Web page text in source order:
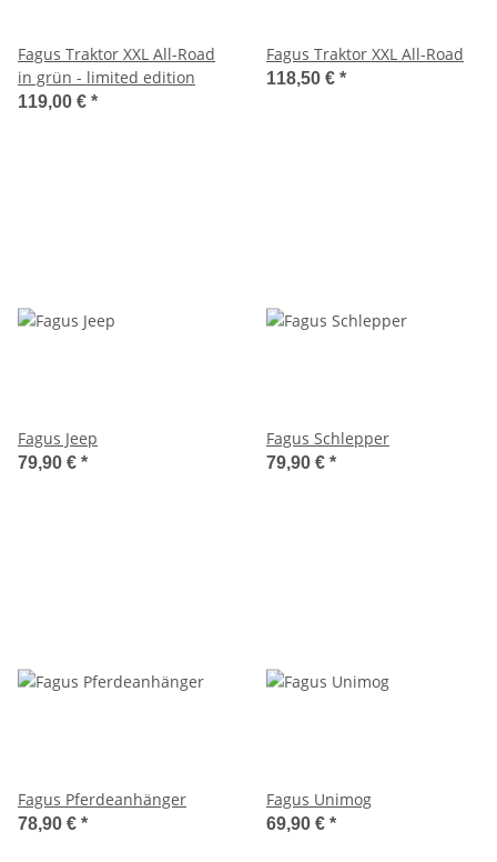
Fagus Traktor XXL All-Road
in grün - limited edition
119,00 € *
Fagus Traktor XXL All-Road
118,50 € *
Fagus Jeep
79,90 € *
Fagus Schlepper
79,90 € *
Fagus Pferdeanhänger
78,90 € *
Fagus Unimog
69,90 € *